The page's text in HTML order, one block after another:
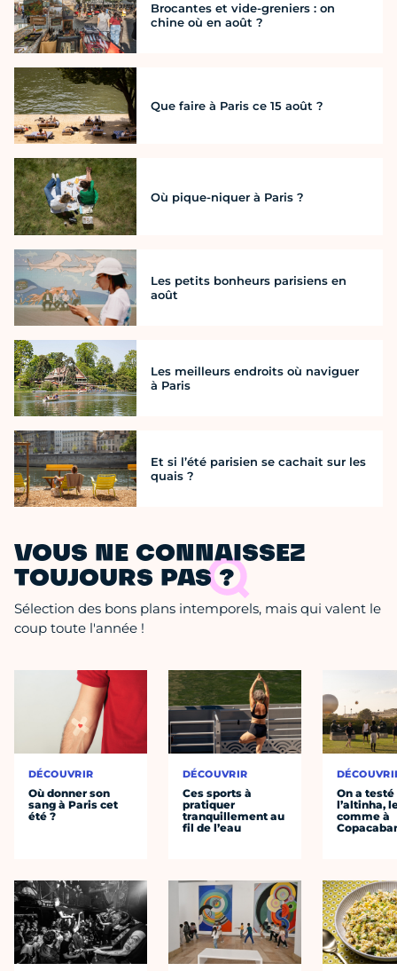
Brocantes et vide-greniers : on
chine où en août ?
Que faire à Paris ce 15 août ?
Où pique-niquer à Paris ?
Les petits bonheurs parisiens en
août
Les meilleurs endroits où naviguer
à Paris
Et si l’été parisien se cachait sur les
quais ?
VOUS NE CONNAISSEZ
TOUJOURS PAS ?
Sélection des bons plans intemporels, mais qui valent le
coup toute l'année !
DÉCOUVRIR
Où donner son
sang à Paris cet
été ?
DÉCOUVRIR
Ces sports à
pratiquer
tranquillement au
fil de l’eau
On a testé
l’altinha,
comme à